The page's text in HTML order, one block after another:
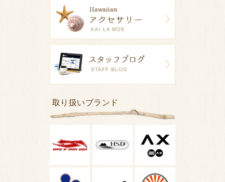
取り扱いブランド